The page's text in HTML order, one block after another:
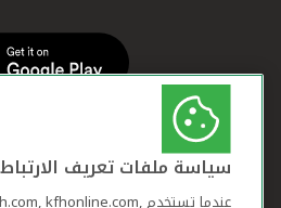
سياسة ملفات تعريف الارتباط